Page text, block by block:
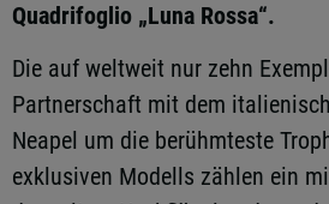
Quadrifoglio „Luna Rossa“.
Die auf weltweit nur zehn
Partnerschaft mit dem
Neapel um die berühmteste
exklusiven Modells zählen ein